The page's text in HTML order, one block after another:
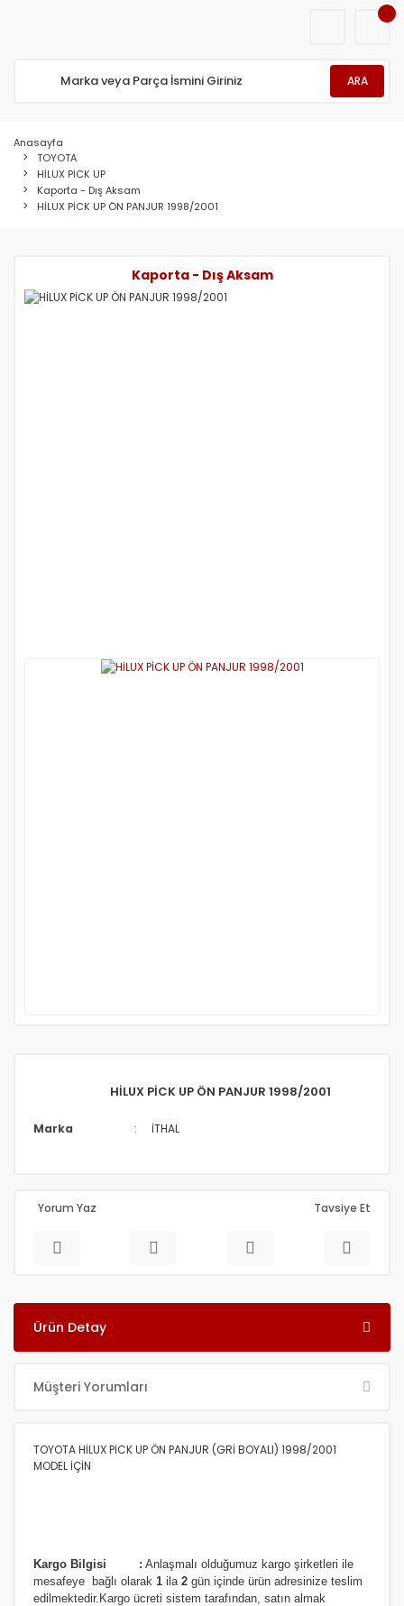
ARA
Anasayfa
TOYOTA
HİLUX PİCK UP
Kaporta - Dış Aksam
HİLUX PİCK UP ÖN PANJUR 1998/2001
Kaporta - Dış Aksam
HİLUX PİCK UP ÖN PANJUR 1998/2001
Marka İTHAL
Yorum Yaz Tavsiye Et
Ürün Detay
Müşteri Yorumları
TOYOTA HİLUX PİCK UP ÖN PANJUR (GRİ BOYALI) 1998/2001
MODEL İÇİN
Kargo Bilgisi : Anlaşmalı olduğumuz kargo şirketleri ile
mesafeye bağlı olarak 1 ila 2 gün içinde ürün adresinize teslim
edilmektedir. Kargo ücreti sistem tarafından, satın almak